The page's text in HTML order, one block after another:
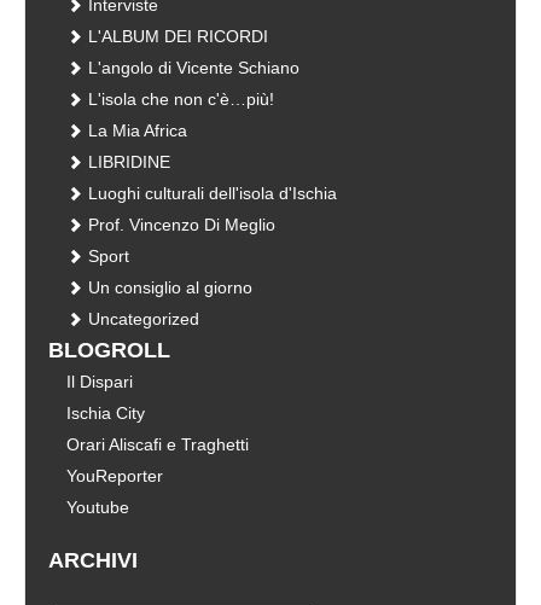
Interviste
L'ALBUM DEI RICORDI
L'angolo di Vicente Schiano
L'isola che non c'è…più!
La Mia Africa
LIBRIDINE
Luoghi culturali dell'isola d'Ischia
Prof. Vincenzo Di Meglio
Sport
Un consiglio al giorno
Uncategorized
BLOGROLL
Il Dispari
Ischia City
Orari Aliscafi e Traghetti
YouReporter
Youtube
ARCHIVI